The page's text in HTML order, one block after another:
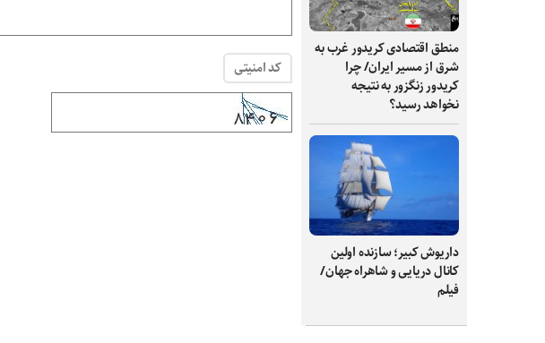
منطق اقتصادی کریدور غرب به
شرق از مسیر ایران/ چرا
کریدور زنگزور به نتیجه
نخواهد رسید؟
داریوش کبیر؛ سازنده اولین
کانال دریایی و شاهراه جهان/
فیلم
کد امنیتی